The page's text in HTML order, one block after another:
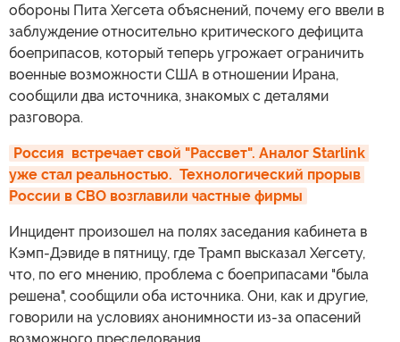
обороны Пита Хегсета объяснений, почему его ввели в
заблуждение относительно критического дефицита
боеприпасов, который теперь угрожает ограничить
военные возможности США в отношении Ирана,
сообщили два источника, знакомых с деталями
разговора.
Россия  встречает свой "Рассвет". Аналог Starlink
уже стал реальностью.  Технологический прорыв
России в СВО возглавили частные фирмы
Инцидент произошел на полях заседания кабинета в
Кэмп-Дэвиде в пятницу, где Трамп высказал Хегсету,
что, по его мнению, проблема с боеприпасами "была
решена", сообщили оба источника. Они, как и другие,
говорили на условиях анонимности из-за опасений
возможного преследования.